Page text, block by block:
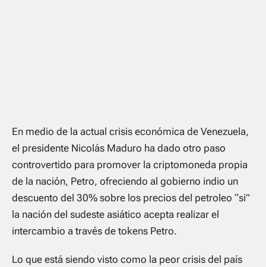
En medio de la actual crisis económica de Venezuela,
el presidente Nicolás Maduro ha dado otro paso
controvertido para promover la criptomoneda propia
de la nación, Petro, ofreciendo al gobierno indio un
descuento del 30% sobre los precios del petroleo “si”
la nación del sudeste asiático acepta realizar el
intercambio a través de tokens Petro.
Lo que está siendo visto como la peor crisis del país